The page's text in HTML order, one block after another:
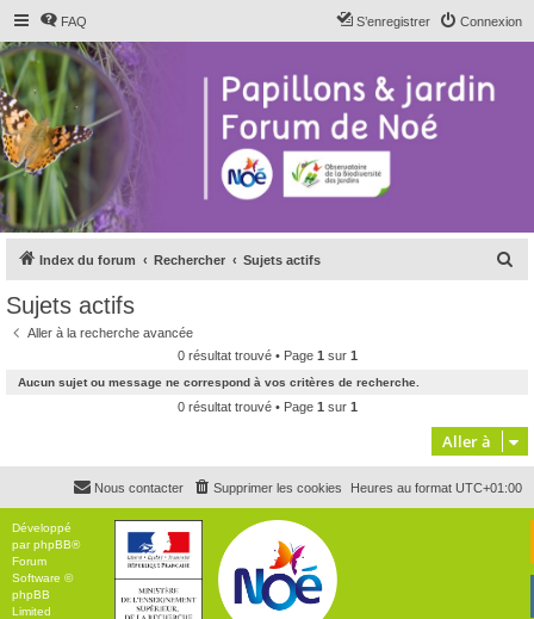
FAQ Connexion
S’enregistrer
Index du forum Rechercher Sujets actifs
c
h
e
Sujets actifs
Aller à la recherche avancée
0 résultat trouvé • Page 1 sur 1
Aucun sujet ou message ne correspond à vos critères de recherche.
0 résultat trouvé • Page 1 sur 1
Aller à
Heures au format UTC+01:00
Supprimer les cookies
Nous contacter
Développé
parphpBB®
Forum
Software ©
phpBB
Limited